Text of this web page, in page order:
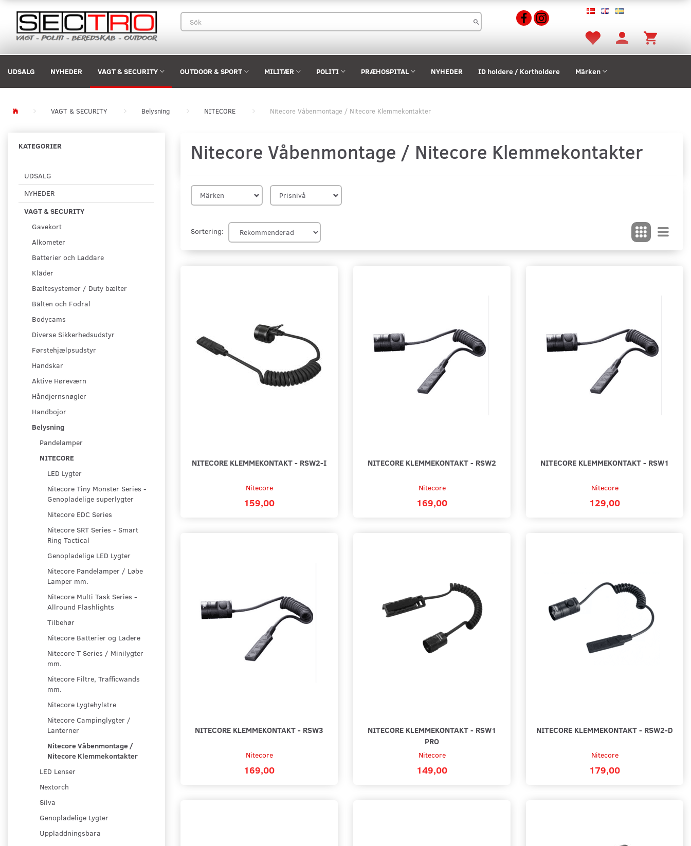
UDSALG NYHEDER VAGT & SECURITY OUTDOOR & SPORT MILITÆR POLITI PRÆHOSPITAL NYHEDER ID holdere / Kortholdere Märken
VAGT & SECURITY Belysning NITECORE Nitecore Våbenmontage / Nitecore Klemmekontakter
KATEGORIER
UDSALG
NYHEDER
VAGT & SECURITY
Gavekort
Alkometer
Batterier och Laddare
Kläder
Bæltesystemer / Duty bælter
Bälten och Fodral
Bodycams
Diverse Sikkerhedsudstyr
Førstehjælpsudstyr
Handskar
Aktive Høreværn
Håndjernsnøgler
Handbojor
Belysning
Pandelamper
NITECORE
LED Lygter
Nitecore Tiny Monster Series -
Genopladelige superlygter
Nitecore EDC Series
Nitecore SRT Series - Smart
Ring Tactical
Genopladelige LED Lygter
Nitecore Pandelamper / Løbe
Lamper mm.
Nitecore Multi Task Series -
Allround Flashlights
Tilbehør
Nitecore Batterier og Ladere
Nitecore T Series / Minilygter
mm.
Nitecore Filtre, Trafficwands
mm.
Nitecore Lygtehylstre
Nitecore Campinglygter /
Lanterner
Nitecore Våbenmontage /
Nitecore Klemmekontakter
LED Lenser
Nextorch
Silva
Genopladelige Lygter
Uppladdningsbara
Nitecore Våbenmontage / Nitecore Klemmekontakter
Märken Prisnivå
Sortering:
NITECORE KLEMMEKONTAKT - RSW2-I
Nitecore
159,00
NITECORE KLEMMEKONTAKT - RSW2
Nitecore
169,00
NITECORE KLEMMEKONTAKT - RSW1
Nitecore
129,00
NITECORE KLEMMEKONTAKT - RSW3
Nitecore
169,00
NITECORE KLEMMEKONTAKT - RSW1
PRO
Nitecore
149,00
NITECORE KLEMMEKONTAKT - RSW2-D
Nitecore
179,00